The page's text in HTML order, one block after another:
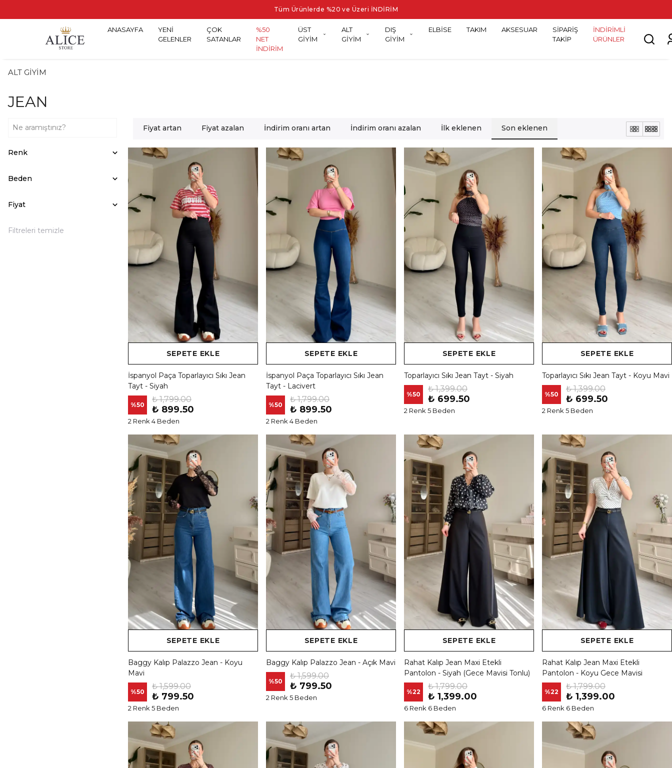
Tüm Ürünlerde %20 ve Üzeri İNDİRİM
ANASAYFA
YENİ
GELENLER
ÇOK
SATANLAR
%50
NET
İNDİRİM
ÜST
GİYİM
ALT
GİYİM
DIŞ
GİYİM
ELBİSE TAKIM AKSESUAR
SİPARİŞ
TAKİP
İNDİRİMLİ
ÜRÜNLER
ALT GİYİM
JEAN
Fiyat artan Fiyat azalan İndirim oranı artan İndirim oranı azalan İlk eklenen Son eklenen
Renk
Beden
Fiyat
Filtreleri temizle
SEPETE EKLE
İspanyol Paça Toparlayıcı Sıkı Jean
Tayt - Siyah
%50
₺ 1,799.00
₺ 899.50
2 Renk 4 Beden
SEPETE EKLE
İspanyol Paça Toparlayıcı Sıkı Jean
Tayt - Lacivert
%50
₺ 1,799.00
₺ 899.50
2 Renk 4 Beden
SEPETE EKLE
Toparlayıcı Sıkı Jean Tayt - Siyah
%50
₺ 1,399.00
₺ 699.50
2 Renk 5 Beden
SEPETE EKLE
Toparlayıcı Sıkı Jean Tayt - Koyu Mavi
%50
₺ 1,399.00
₺ 699.50
2 Renk 5 Beden
SEPETE EKLE
Baggy Kalıp Palazzo Jean - Koyu
Mavi
%50
₺ 1,599.00
₺ 799.50
2 Renk 5 Beden
SEPETE EKLE
Baggy Kalıp Palazzo Jean - Açık Mavi
%50
₺ 1,599.00
₺ 799.50
2 Renk 5 Beden
SEPETE EKLE
Rahat Kalıp Jean Maxi Etekli
Pantolon - Siyah (Gece Mavisi Tonlu)
%22
₺ 1,799.00
₺ 1,399.00
6 Renk 6 Beden
SEPETE EKLE
Rahat Kalıp Jean Maxi Etekli
Pantolon - Koyu Gece Mavisi
%22
₺ 1,799.00
₺ 1,399.00
6 Renk 6 Beden